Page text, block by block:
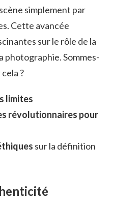
simplement par
Cette avancée
sur le rôle de la
photographie. Sommes-
?
limites
révolutionnaires pour
sur la définition